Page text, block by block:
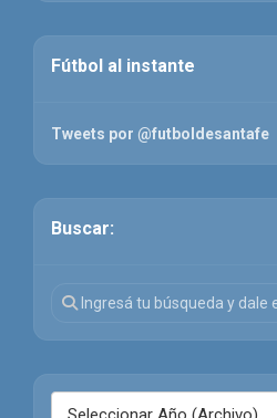
Fútbol al instante
Tweets por @futboldesantafe
Buscar: